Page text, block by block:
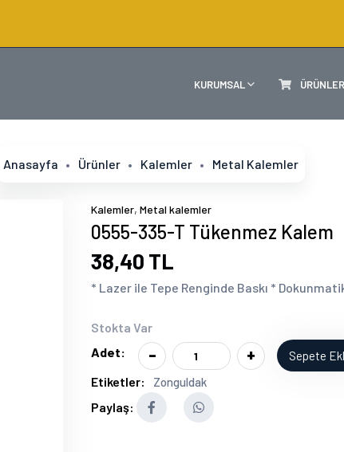
KURUMSAL ÜRÜNLER
Anasayfa Ürünler Kalemler Metal Kalemler
Kalemler, Metal kalemler
0555-335-T Tükenmez Kalem
38,40 TL
* Lazer ile Tepe Renginde Baskı *
Stokta Var
Adet:
- + Sepete
Etiketler: Zonguldak
Paylaş: